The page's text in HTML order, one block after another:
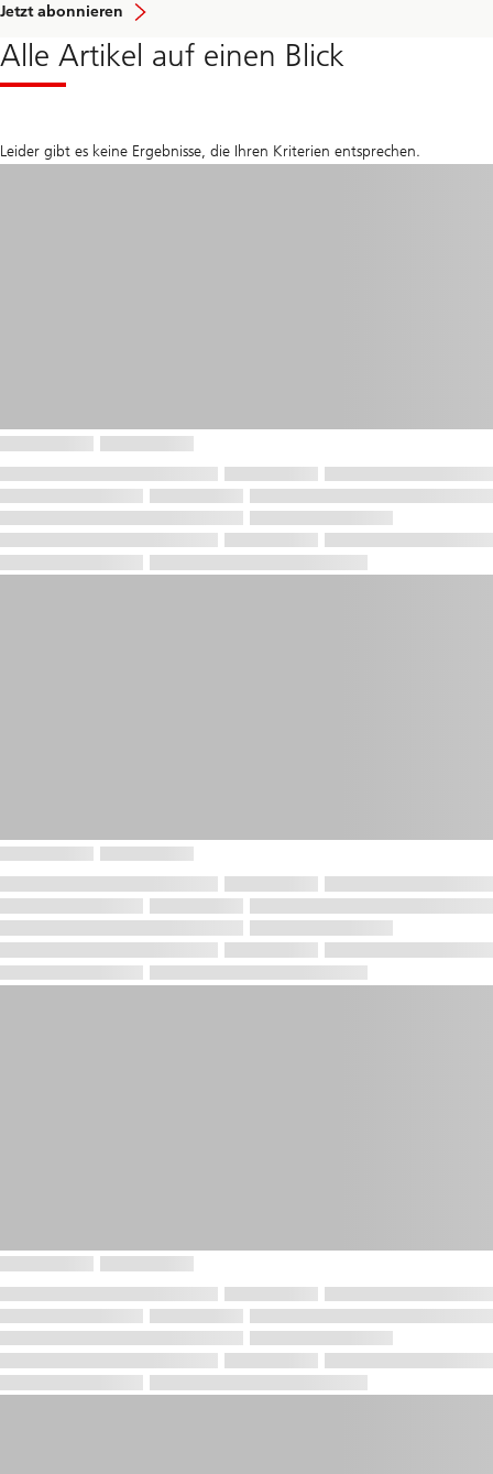
Jetzt abonnieren
Alle Artikel auf einen Blick
Leider gibt es keine Ergebnisse, die Ihren Kriterien entsprechen.